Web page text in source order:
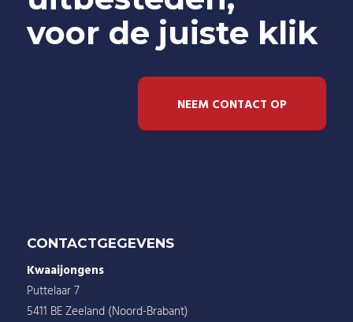
voor de juiste klik
NEEM CONTACT OP
CONTACTGEGEVENS
Kwaaijongens
Puttelaar 7
5411 BE Zeeland (Noord-Brabant)